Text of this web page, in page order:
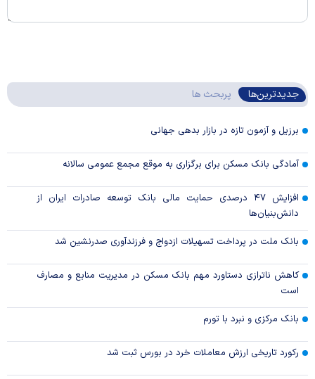
جدیدترین‌ها پربحث ها
برزیل و آزمون تازه در بازار بدهی جهانی
آمادگی بانک مسکن برای برگزاری به موقع مجمع عمومی سالانه
افزایش ۴۷ درصدی حمایت مالی بانک توسعه صادرات ایران از
دانش‌بنیان‌ها
بانک ملت در پرداخت تسهیلات ازدواج و فرزندآوری صدرنشین شد
کاهش ناترازی دستاورد مهم بانک مسکن در مدیریت منابع و مصارف
است
بانک مرکزی و نبرد با تورم
رکورد تاریخی ارزش معاملات خرد در بورس ثبت شد